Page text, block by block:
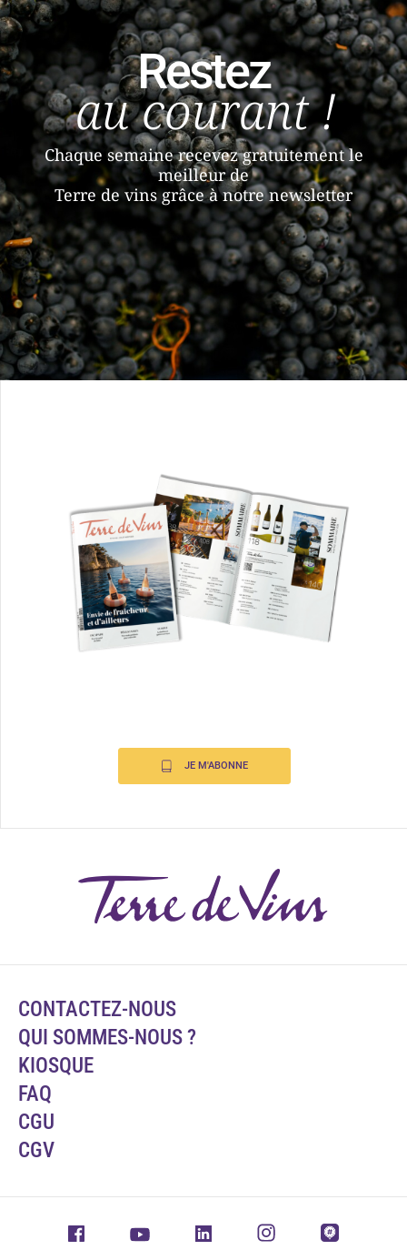
Restez
au courant !
Chaque semaine recevez gratuitement le
meilleur de
Terre de vins grâce à notre newsletter
JE M'ABONNE
CONTACTEZ-NOUS
QUI SOMMES-NOUS ?
KIOSQUE
FAQ
CGU
CGV